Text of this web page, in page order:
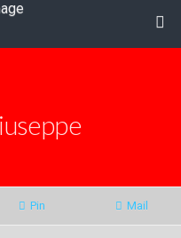
Pin Mail